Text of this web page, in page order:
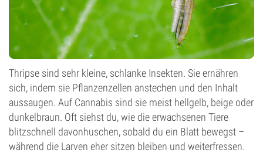
Thripse sind sehr kleine, schlanke Insekten. Sie ernähren
sich, indem sie Pflanzenzellen anstechen und den Inhalt
aussaugen. Auf Cannabis sind sie meist hellgelb, beige oder
dunkelbraun. Oft siehst du, wie die erwachsenen Tiere
blitzschnell davonhuschen, sobald du ein Blatt bewegst –
während die Larven eher sitzen bleiben und weiterfressen.